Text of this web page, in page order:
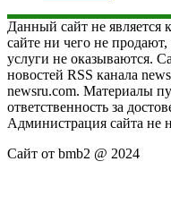
Данный сайт не является
сайте ни чего не
услуги не оказываются.
новостей RSS канала
newsru.com. Материалы
ответственность за
Администрация сайта не
Сайт от bmb2 @ 2024